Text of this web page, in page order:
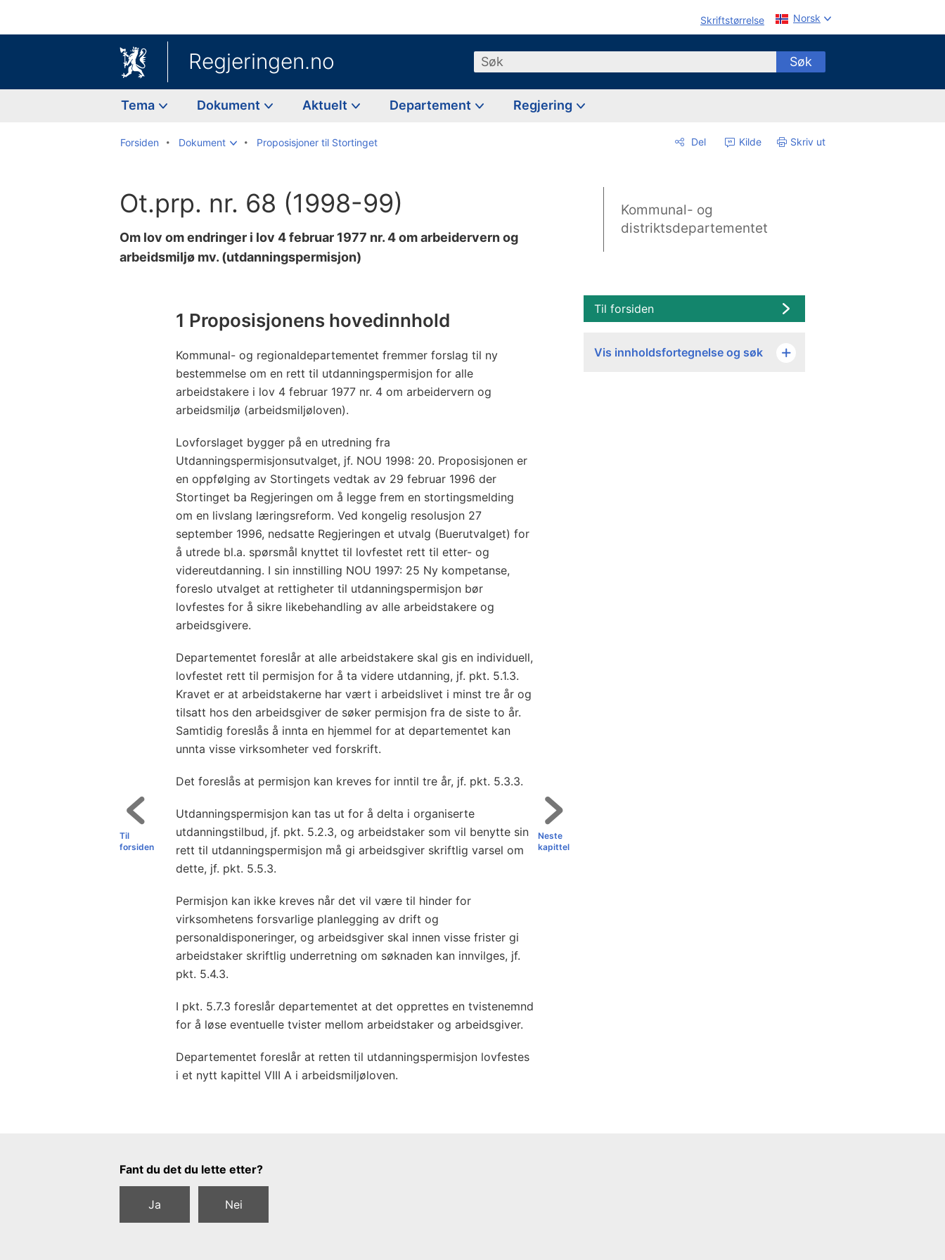
Skriftstørrelse Norsk
Regjeringen.no Søk Søk
Tema Dokument Aktuelt Departement Regjering
Forsiden Dokument Proposisjoner til Stortinget Del Kilde Skriv ut
Ot.prp. nr. 68 (1998-99)
Om lov om endringer i lov 4 februar 1977 nr. 4 om arbeidervern og
arbeidsmiljø mv. (utdanningspermisjon)
Kommunal- og
distriktsdepartementet
1 Proposisjonens hovedinnhold
Kommunal- og regionaldepartementet fremmer forslag til ny
bestemmelse om en rett til utdanningspermisjon for alle
arbeidstakere i lov 4 februar 1977 nr. 4 om arbeidervern og
arbeidsmiljø (arbeidsmiljøloven).
Lovforslaget bygger på en utredning fra
Utdanningspermisjonsutvalget, jf. NOU 1998: 20. Proposisjonen er
en oppfølging av Stortingets vedtak av 29 februar 1996 der
Stortinget ba Regjeringen om å legge frem en stortingsmelding
om en livslang læringsreform. Ved kongelig resolusjon 27
september 1996, nedsatte Regjeringen et utvalg (Buerutvalget) for
å utrede bl.a. spørsmål knyttet til lovfestet rett til etter- og
videreutdanning. I sin innstilling NOU 1997: 25 Ny kompetanse,
foreslo utvalget at rettigheter til utdanningspermisjon bør
lovfestes for å sikre likebehandling av alle arbeidstakere og
arbeidsgivere.
Departementet foreslår at alle arbeidstakere skal gis en individuell,
lovfestet rett til permisjon for å ta videre utdanning, jf. pkt. 5.1.3.
Kravet er at arbeidstakerne har vært i arbeidslivet i minst tre år og
tilsatt hos den arbeidsgiver de søker permisjon fra de siste to år.
Samtidig foreslås å innta en hjemmel for at departementet kan
unnta visse virksomheter ved forskrift.
Det foreslås at permisjon kan kreves for inntil tre år, jf. pkt. 5.3.3.
Utdanningspermisjon kan tas ut for å delta i organiserte
utdanningstilbud, jf. pkt. 5.2.3, og arbeidstaker som vil benytte sin
rett til utdanningspermisjon må gi arbeidsgiver skriftlig varsel om
dette, jf. pkt. 5.5.3.
Permisjon kan ikke kreves når det vil være til hinder for
virksomhetens forsvarlige planlegging av drift og
personaldisponeringer, og arbeidsgiver skal innen visse frister gi
arbeidstaker skriftlig underretning om søknaden kan innvilges, jf.
pkt. 5.4.3.
I pkt. 5.7.3 foreslår departementet at det opprettes en tvistenemnd
for å løse eventuelle tvister mellom arbeidstaker og arbeidsgiver.
Departementet foreslår at retten til utdanningspermisjon lovfestes
i et nytt kapittel VIII A i arbeidsmiljøloven.
Neste
kapittel
Til
forsiden
Til forsiden
Vis innholdsfortegnelse og søk
Tilbakemeldingsskjema
Fant du det du lette etter?
Ja Nei